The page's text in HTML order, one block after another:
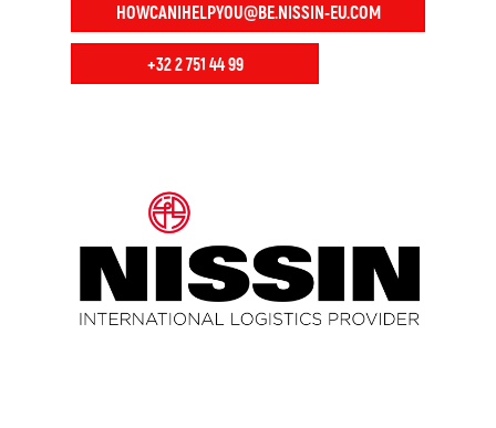
HOWCANIHELPYOU@BE.NISSIN-EU.COM
+32 2 751 44 99